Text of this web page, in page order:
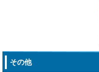
その他